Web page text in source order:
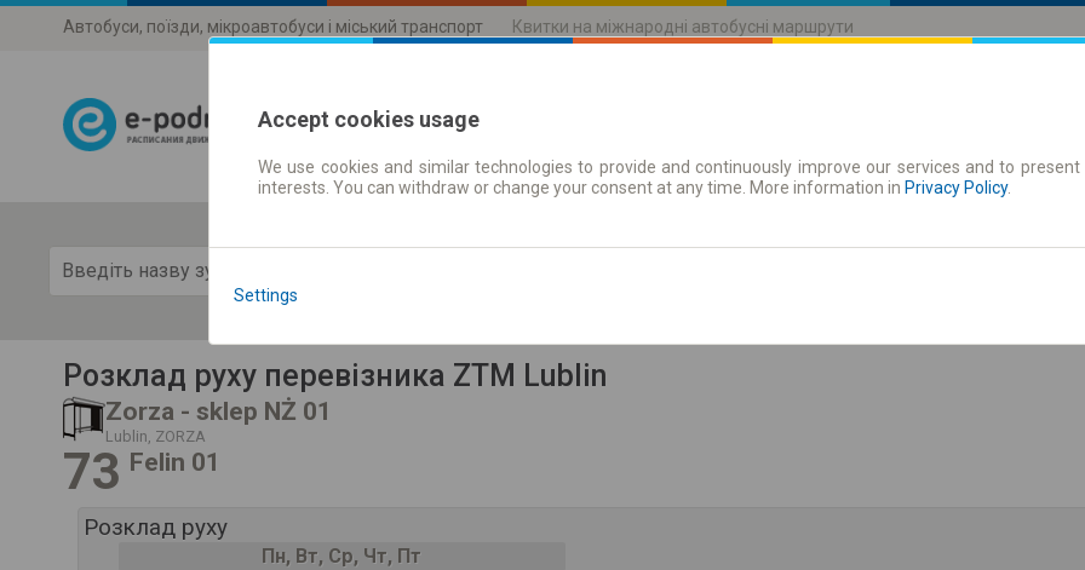
Автобуси, поїзди, мікроавтобуси і міський транспорт Квитки на міжнародні автобусні маршрути
Розклади руху Абонементи
Розклад руху перевізника ZTM Lublin
Zorza - sklep NŻ 01
Lublin, ZORZA
73 Felin 01
Розклад руху
Пн, Вт, Ср, Чт, Пт
Accept cookies usage
We use cookies and similar technologies to provide and continuously improve our services and to
interests. You can withdraw or change your consent at any time. More information in Privacy Policy.
Settings